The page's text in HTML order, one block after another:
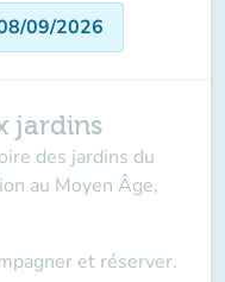
09/2026
jardins
des jardins du
au Moyen Âge,
et réserver.